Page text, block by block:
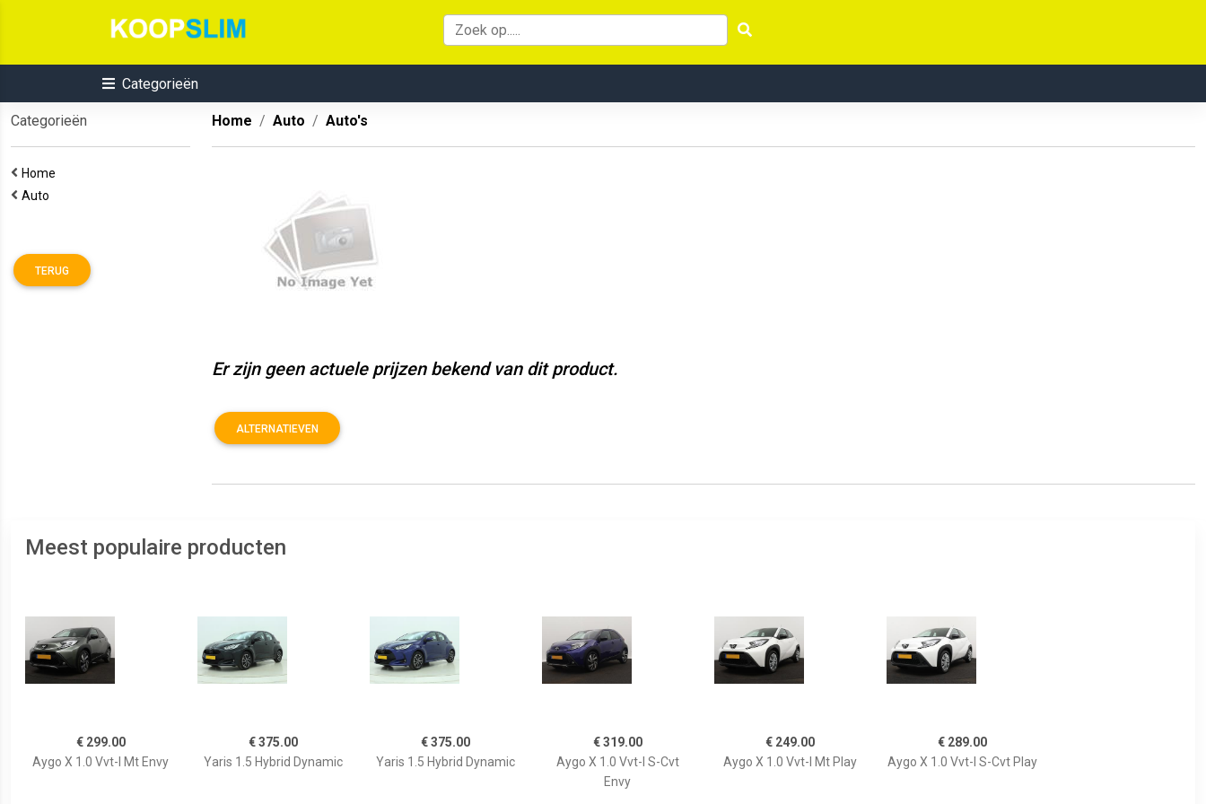
Categorieën
Categorieën
Home
Auto
TERUG
Home Auto Auto's
Er zijn geen actuele prijzen bekend van dit product.
ALTERNATIEVEN
Meest populaire producten
€ 299.00
Aygo X 1.0 Vvt-I Mt Envy
€ 375.00
Yaris 1.5 Hybrid Dynamic
€ 375.00
Yaris 1.5 Hybrid Dynamic
€ 319.00
Aygo X 1.0 Vvt-I S-Cvt
Envy
€ 249.00
Aygo X 1.0 Vvt-I Mt Play
€ 289.00
Aygo X 1.0 Vvt-I S-Cvt Play